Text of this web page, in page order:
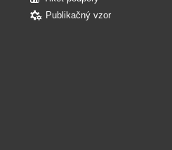
Publikačný vzor